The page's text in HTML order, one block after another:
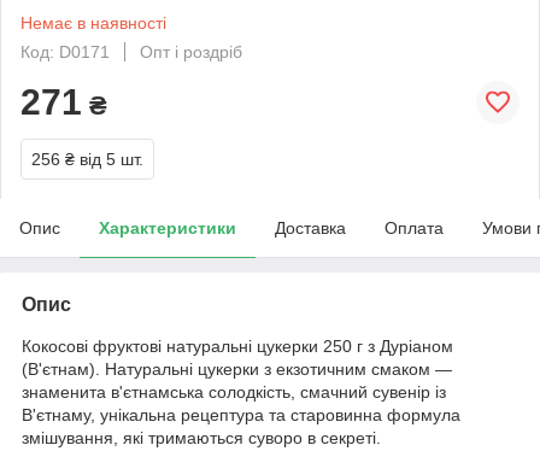
Немає в наявності
Код: D0171
Опт і роздріб
271 ₴
256 ₴ від 5 шт.
Опис Характеристики Доставка Оплата Умови
Опис
Кокосові фруктові натуральні цукерки 250 г з Дуріаном
(В'єтнам). Натуральні цукерки з екзотичним смаком —
знаменита в'єтнамська солодкість, смачний сувенір із
В'єтнаму, унікальна рецептура та старовинна формула
змішування, які тримаються суворо в секреті.